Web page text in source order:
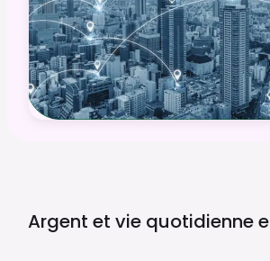
Argent et vie quotidienne